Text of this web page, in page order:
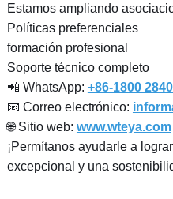
Estamos ampliando
Políticas preferenciales
formación profesional
Soporte técnico completo
📲 WhatsApp: +86-1800
📧 Correo electrónico:
🌐 Sitio web: www.wteya.com
¡Permítanos ayudarle a
excepcional y una